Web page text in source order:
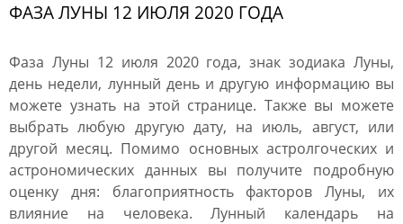
ФАЗА ЛУНЫ 12 ИЮЛЯ 2020 ГОДА
Фаза Луны 12 июля 2020 года, знак зодиака Луны,
день недели, лунный день и другую информацию вы
можете узнать на этой странице. Также вы можете
выбрать любую другую дату, на июль, август, или
другой месяц. Помимо основных астролгоческих и
астрономических данных вы получите подробную
оценку дня: благоприятность факторов Луны, их
влияние на человека. Лунный календарь на